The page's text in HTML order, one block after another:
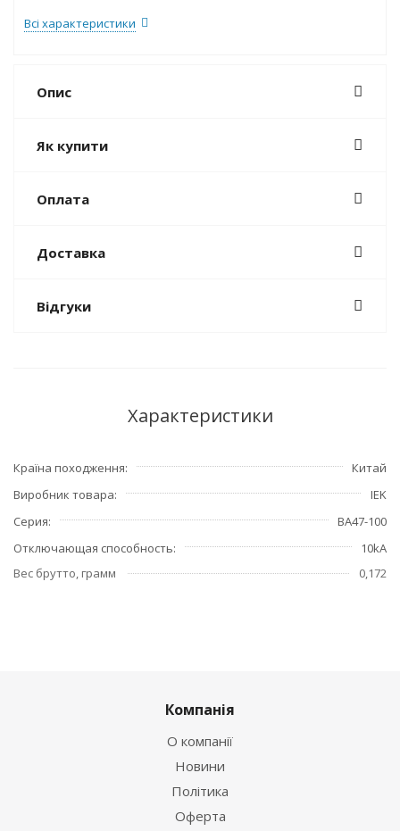
Всі характеристики
Опис
Як купити
Оплата
Доставка
Відгуки
Характеристики
Країна походження
Китай
Виробник товара
IEK
Серия
ВА47-100
Отключающая способность
10kA
Вес брутто, грамм
0,172
Компанія
О компанії
Новини
Політика
Оферта